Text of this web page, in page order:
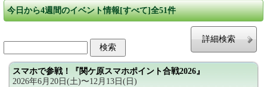
今日から4週間のイベント情報[すべて]全51件
詳細検索
スマホで参戦！『関ケ原スマホポイント合戦2026』
2026年6月20日(土)〜12月13日(日)